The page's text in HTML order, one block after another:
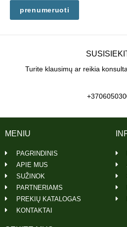
prenumeruoti
Turite klausimų ar reikia
MENIU
PAGRINDINIS
APIE MUS
SUŽINOK
PARTNERIAMS
PREKIŲ KATALOGAS
KONTAKTAI